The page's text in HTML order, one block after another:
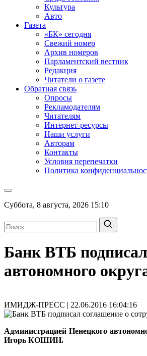
Культура
Авто
Газета
«БК» сегодня
Свежий номер
Архив номеров
Парламентский вестник
Редакция
Читатели о газете
Обратная связь
Опросы
Рекламодателям
Читателям
Интернет-ресурсы
Наши услуги
Авторам
Контакты
Условия перепечатки
Политика
Суббота, 8 августа, 2026 15:10
Банк ВТБ
автономного
ИМИДЖ-ПРЕСС | 22.06.2016 16:04:16
Администрацией Ненецкого
Игорь КОШИН.